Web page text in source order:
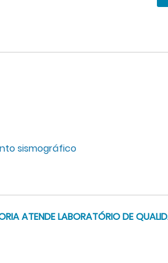
ATENDE LABORATÓRIO DE